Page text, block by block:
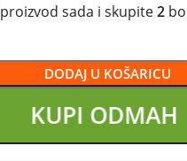
sada i skupite2
DODAJ U KOŠARICU
KUPI ODMAH